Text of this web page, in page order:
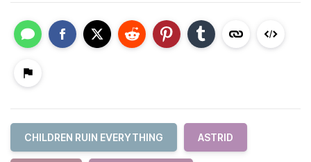
CHILDREN RUIN EVERYTHING ASTRID